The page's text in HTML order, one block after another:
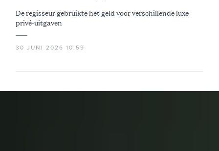
De regisseur gebruikte het geld voor verschillende luxe
privé-uitgaven
30 JUNI 2026 10:59